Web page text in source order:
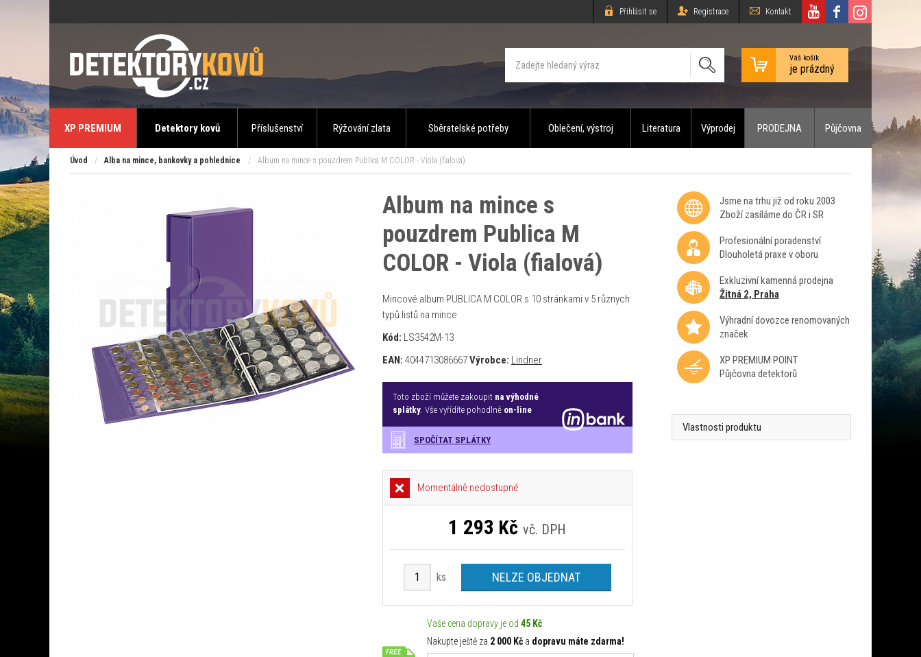
Přihlásit se Registrace Kontakt
Váš košík
je prázdný
XP PREMIUM Detektory kovů Příslušenství Rýžování zlata Sběratelské potřeby Oblečení, výstroj Literatura Výprodej PRODEJNA Půjčovna
Úvod / Alba na mince, bankovky a pohlednice / Album na mince s pouzdrem Publica M COLOR - Viola (fialová)
Album na mince s
pouzdrem Publica M
COLOR - Viola (fialová)
Mincové album PUBLICA M COLOR s 10 stránkami v 5 různych
typů listů na mince
Kód: LS3542M-13
EAN: 4044713086667Výrobce: Lindner
Toto zboží můžete zakoupit na výhodné
splátky. Vše vyřídíte pohodlně on-line
SPOČÍTAT SPLÁTKY
Momentálně nedostupné
1 293 Kč vč. DPH
ks NELZE OBJEDNAT
Vaše cena dopravy je od 45 Kč
Nakupte ještě za 2 000 Kča dopravu máte zdarma!
Jsme na trhu již od roku 2003
Zboží zasíláme do ČR i SR
Profesionální poradenství
Dlouholetá praxe v oboru
Exkluzivní kamenná prodejna
Žitná 2, Praha
Výhradní dovozce renomovaných
značek
XP PREMIUM POINT
Půjčovna detektorů
Vlastnosti produktu